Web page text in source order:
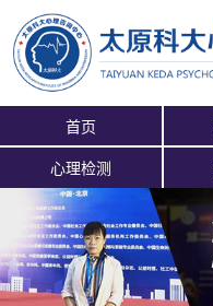
首页
心理检测